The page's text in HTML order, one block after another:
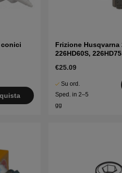
conici
Frizione Husqvarna
226HD60S,
€25.09
Su ord.
Sped. in 2–5
gg